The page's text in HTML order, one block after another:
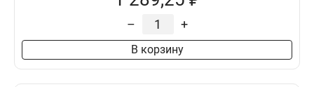
– +
В корзину